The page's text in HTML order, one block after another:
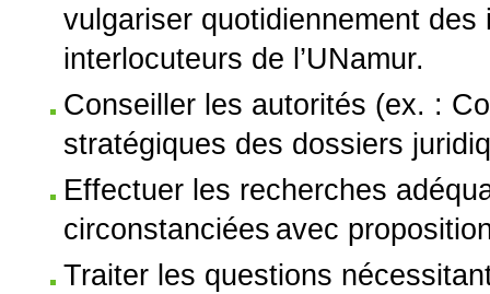
vulgariser quotidiennement
interlocuteurs de l’UNamur.
Conseiller les autorités (ex. :
stratégiques des dossiers
Effectuer les recherches
circonstanciées avec
Traiter les questions